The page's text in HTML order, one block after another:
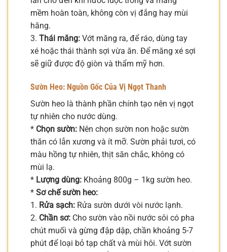
mềm hoàn toàn, không còn vị đắng hay mùi
hăng.
3. Thái măng: Vớt măng ra, để ráo, dùng tay
xé hoặc thái thành sợi vừa ăn. Để măng xé sợi
sẽ giữ được độ giòn và thẩm mỹ hơn.
Sườn Heo: Nguồn Gốc Của Vị Ngọt Thanh
Sườn heo là thành phần chính tạo nên vị ngọt
tự nhiên cho nước dùng.
* Chọn sườn: Nên chọn sườn non hoặc sườn
thăn có lẫn xương và ít mỡ. Sườn phải tươi, có
màu hồng tự nhiên, thịt săn chắc, không có
mùi lạ.
* Lượng dùng: Khoảng 800g – 1kg sườn heo.
* Sơ chế sườn heo:
1. Rửa sạch: Rửa sườn dưới vòi nước lạnh.
2. Chần sơ: Cho sườn vào nồi nước sôi có pha
chút muối và gừng đập dập, chần khoảng 5-7
phút để loại bỏ tạp chất và mùi hôi. Vớt sườn